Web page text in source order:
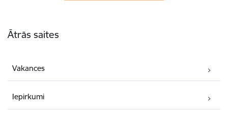
Ātrās saites
Vakances
Iepirkumi